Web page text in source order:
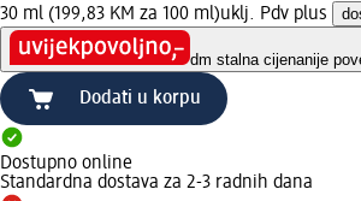
30 ml (199,83 KM za 100 ml)uklj. Pdv plus
dm stalna cijenanije
Dodati u korpu
Dostupno online
Standardna dostava za 2-3 radnih dana